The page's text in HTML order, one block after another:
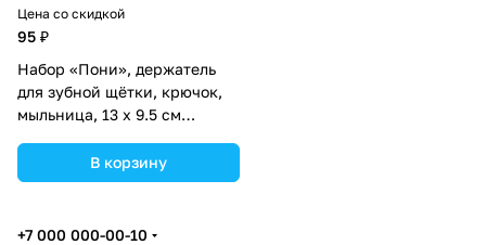
Цена со скидкой
95 ₽
Набор «Пони», держатель
для зубной щётки, крючок,
мыльница, 13 х 9.5 см
В корзину
+7 000 000-00-10